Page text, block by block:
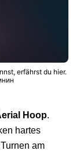
erfährst du hier.
Hoop.
hartes
am